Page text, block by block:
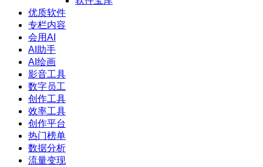
优质软件
专栏内容
会用AI
AI助手
AI绘画
影音工具
数字员工
创作工具
效率工具
创作平台
热门榜单
数据分析
流量变现